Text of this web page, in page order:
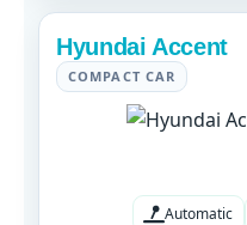
Hyundai Accent
COMPACT CAR
Automatic